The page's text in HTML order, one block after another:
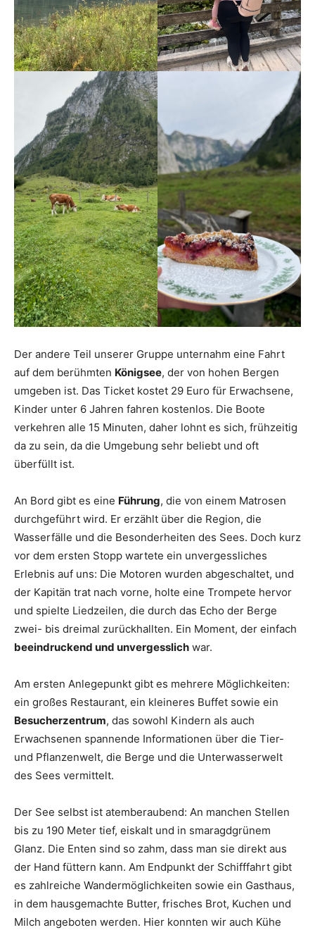
Der andere Teil unserer Gruppe unternahm eine Fahrt
auf dem berühmten Königsee, der von hohen Bergen
umgeben ist. Das Ticket kostet 29 Euro für Erwachsene,
Kinder unter 6 Jahren fahren kostenlos. Die Boote
verkehren alle 15 Minuten, daher lohnt es sich, frühzeitig
da zu sein, da die Umgebung sehr beliebt und oft
überfüllt ist.
An Bord gibt es eine Führung, die von einem Matrosen
durchgeführt wird. Er erzählt über die Region, die
Wasserfälle und die Besonderheiten des Sees. Doch kurz
vor dem ersten Stopp wartete ein unvergessliches
Erlebnis auf uns: Die Motoren wurden abgeschaltet, und
der Kapitän trat nach vorne, holte eine Trompete hervor
und spielte Liedzeilen, die durch das Echo der Berge
zwei- bis dreimal zurückhallten. Ein Moment, der einfach
beeindruckend und unvergesslich war.
Am ersten Anlegepunkt gibt es mehrere Möglichkeiten:
ein großes Restaurant, ein kleineres Buffet sowie ein
Besucherzentrum, das sowohl Kindern als auch
Erwachsenen spannende Informationen über die Tier-
und Pflanzenwelt, die Berge und die Unterwasserwelt
des Sees vermittelt.
Der See selbst ist atemberaubend: An manchen Stellen
bis zu 190 Meter tief, eiskalt und in smaragdgrünem
Glanz. Die Enten sind so zahm, dass man sie direkt aus
der Hand füttern kann. Am Endpunkt der Schifffahrt gibt
es zahlreiche Wandermöglichkeiten sowie ein Gasthaus,
in dem hausgemachte Butter, frisches Brot, Kuchen und
Milch angeboten werden. Hier konnten wir auch Kühe